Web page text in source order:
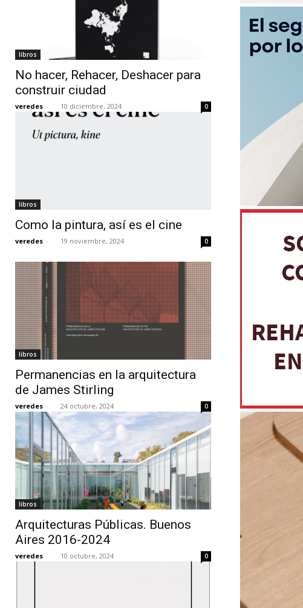
libros
No hacer, Rehacer, Deshacer para
construir ciudad
veredes - 10 diciembre, 2024 0
libros
Como la pintura, así es el cine
veredes - 19 noviembre, 2024 0
libros
Permanencias en la arquitectura
de James Stirling
veredes - 24 octubre, 2024 0
libros
Arquitecturas Públicas. Buenos
Aires 2016-2024
veredes - 10 octubre, 2024 0